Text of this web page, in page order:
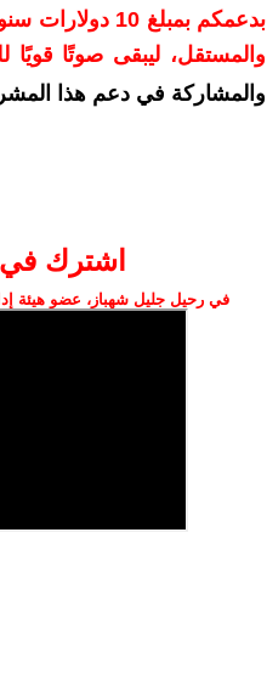
بدعمكم بمبلغ
والمستقل، ليبقى صوتًا قويًا
والمشاركة في دعم هذا
اشترك في
في رحيل جليل شهباز، عضو هيئة